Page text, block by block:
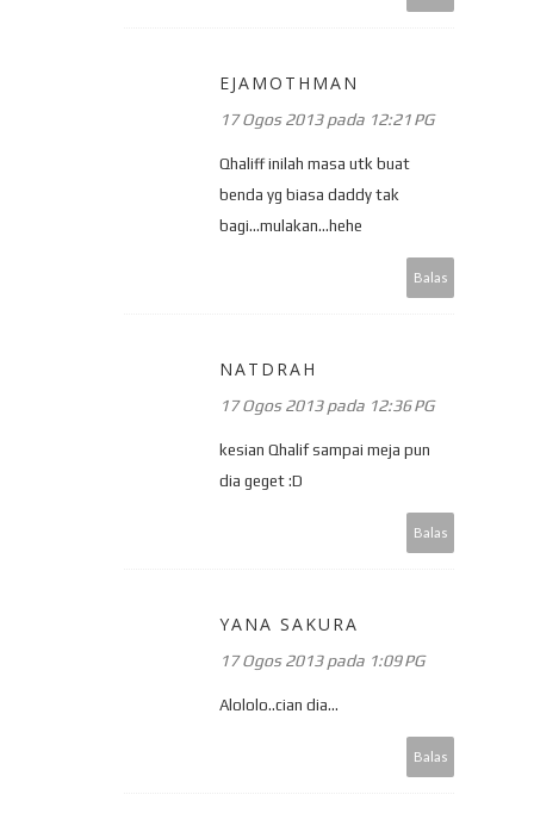
EJAMOTHMAN
17 Ogos 2013 pada 12:21 PG
Qhaliff inilah masa utk buat
benda yg biasa daddy tak
bagi...mulakan...hehe
Balas
NATDRAH
17 Ogos 2013 pada 12:36 PG
kesian Qhalif sampai meja pun
dia geget :D
Balas
YANA SAKURA
17 Ogos 2013 pada 1:09 PG
Alololo..cian dia...
Balas